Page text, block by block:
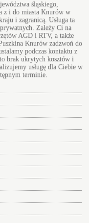
śląskiego,
z i do miasta Knurów w
i zagranicą. Usługa ta
Zależy Ci na
AGD i RTV, a także
Knurówzadzwoń do
podczas kontaktu z
brak ukrytych kosztów i
usługę dla Ciebie w
terminie.